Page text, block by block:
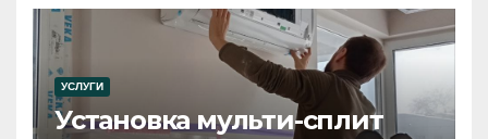
УСЛУГИ
Установка мульти-сплит